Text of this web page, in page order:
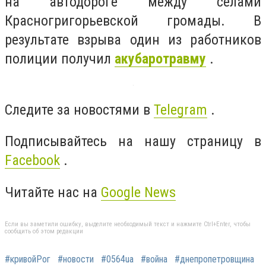
Красногригорьевской громады. В
результате взрыва один из работников
полиции получил акубаротравму .
Следите за новостями в Telegram .
Подписывайтесь на нашу страницу в
Facebook .
Читайте нас на Google News
Если вы заметили ошибку, выделите необходимый текст и нажмите Ctrl+Enter, чтобы
сообщить об этом редакции
#кривойРог #новости #0564ua #война #днепропетровщина